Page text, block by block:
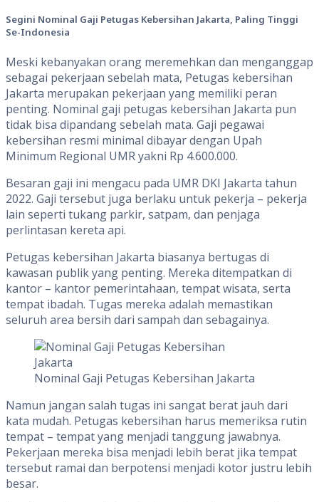
Segini Nominal Gaji Petugas Kebersihan Jakarta, Paling Tinggi
Se-Indonesia
Meski kebanyakan orang meremehkan dan menganggap
sebagai pekerjaan sebelah mata, Petugas kebersihan
Jakarta merupakan pekerjaan yang memiliki peran
penting. Nominal gaji petugas kebersihan Jakarta pun
tidak bisa dipandang sebelah mata. Gaji pegawai
kebersihan resmi minimal dibayar dengan Upah
Minimum Regional UMR yakni Rp 4.600.000.
Besaran gaji ini mengacu pada UMR DKI Jakarta tahun
2022. Gaji tersebut juga berlaku untuk pekerja – pekerja
lain seperti tukang parkir, satpam, dan penjaga
perlintasan kereta api.
Petugas kebersihan Jakarta biasanya bertugas di
kawasan publik yang penting. Mereka ditempatkan di
kantor – kantor pemerintahaan, tempat wisata, serta
tempat ibadah. Tugas mereka adalah memastikan
seluruh area bersih dari sampah dan sebagainya.
Nominal Gaji Petugas Kebersihan Jakarta
Namun jangan salah tugas ini sangat berat jauh dari
kata mudah. Petugas kebersihan harus memeriksa rutin
tempat – tempat yang menjadi tanggung jawabnya.
Pekerjaan mereka bisa menjadi lebih berat jika tempat
tersebut ramai dan berpotensi menjadi kotor justru lebih
besar.